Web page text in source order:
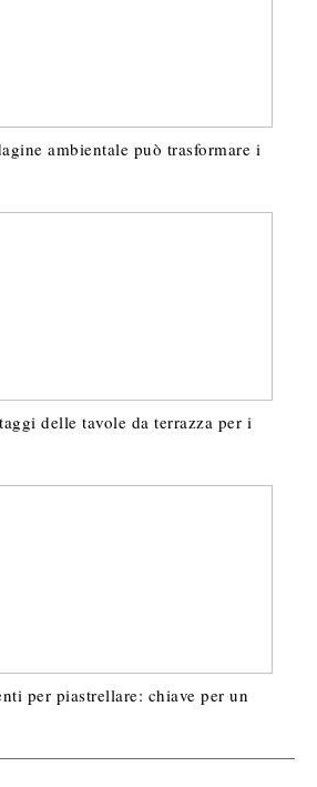
ambientale può trasformare i
delle tavole da terrazza per i
per piastrellare: chiave per un